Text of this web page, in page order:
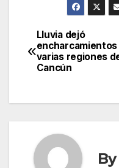
Post
Lluvia dejó
encharcamientos
varias regiones
Cancún
By